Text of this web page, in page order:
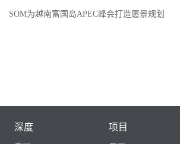
SOM为越南富国岛APEC峰会打造愿景规划
深度 项目